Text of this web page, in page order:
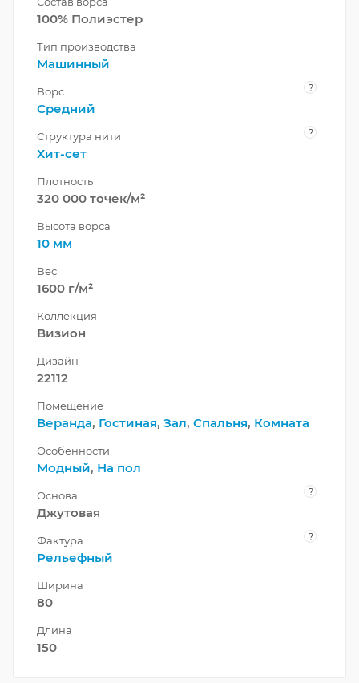
100% Полиэстер
Тип производства
Машинный
Ворс ?
Средний
Структура нити ?
Хит-сет
Плотность
320 000 точек/м²
Высота ворса
10 мм
Вес
1600 г/м²
Коллекция
Визион
Дизайн
22112
Помещение
Веранда, Гостиная, Зал, Спальня, Комната
Особенности
Модный, На пол
Основа ?
Джутовая
Фактура ?
Рельефный
Ширина
80
Длина
150